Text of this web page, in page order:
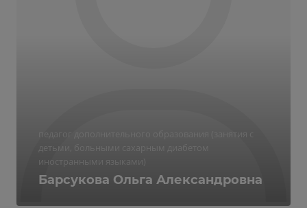
педагог дополнительного образования (занятия с
детьми, больными сахарным диабетом
иностранными языками)
Барсукова Ольга Александровна